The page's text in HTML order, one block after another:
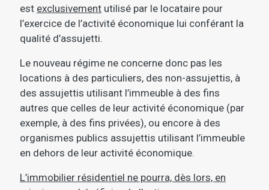
est exclusivement utilisé par le locataire pour
l’exercice de l’activité économique lui conférant la
qualité d’assujetti.
Le nouveau régime ne concerne donc pas les
locations à des particuliers, des non-assujettis, à
des assujettis utilisant l’immeuble à des fins
autres que celles de leur activité économique (par
exemple, à des fins privées), ou encore à des
organismes publics assujettis utilisant l’immeuble
en dehors de leur activité économique.
L’immobilier résidentiel ne pourra, dès lors, en